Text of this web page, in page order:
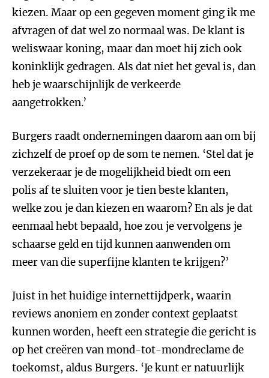
kiezen. Maar op een gegeven moment ging ik me
afvragen of dat wel zo normaal was. De klant is
weliswaar koning, maar dan moet hij zich ook
koninklijk gedragen. Als dat niet het geval is, dan
heb je waarschijnlijk de verkeerde
aangetrokken.’
Burgers raadt ondernemingen daarom aan om bij
zichzelf de proef op de som te nemen. ‘Stel dat je
verzekeraar je de mogelijkheid biedt om een
polis af te sluiten voor je tien beste klanten,
welke zou je dan kiezen en waarom? En als je dat
eenmaal hebt bepaald, hoe zou je vervolgens je
schaarse geld en tijd kunnen aanwenden om
meer van die superfijne klanten te krijgen?’
Juist in het huidige internettijdperk, waarin
reviews anoniem en zonder context geplaatst
kunnen worden, heeft een strategie die gericht is
op het creëren van mond-tot-mondreclame de
toekomst, aldus Burgers. ‘Je kunt er natuurlijk